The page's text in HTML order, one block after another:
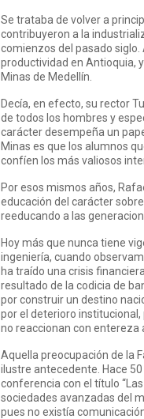
Se trataba de volver a
contribuyeron a la
comienzos del pasado
productividad en Antioquia,
Minas de Medellín.
Decía, en efecto, su rector
de todos los hombres y
carácter desempeña un
Minas es que los alumnos
confíen los más valiosos
Por esos mismos años,
educación del carácter
reeducando a las
Hoy más que nunca tiene
ingeniería, cuando
ha traído una crisis
resultado de la codicia de
por construir un destino
por el deterioro
no reaccionan con entereza
Aquella preocupación de la
ilustre antecedente. Hace
conferencia con el título
sociedades avanzadas del
pues no existía